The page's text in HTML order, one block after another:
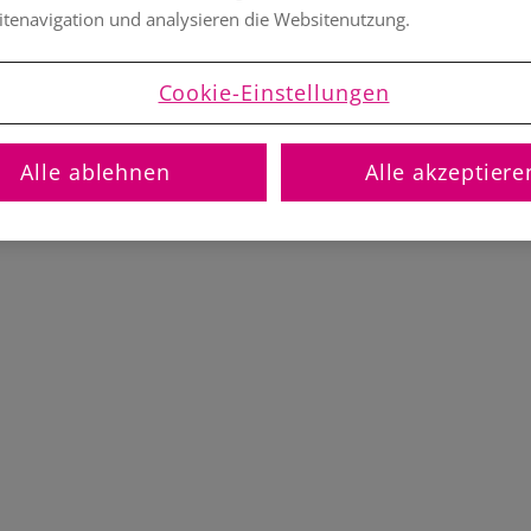
und analysieren die Websitenutzung.
Cookie-Einstellungen
Alle ablehnen Alle